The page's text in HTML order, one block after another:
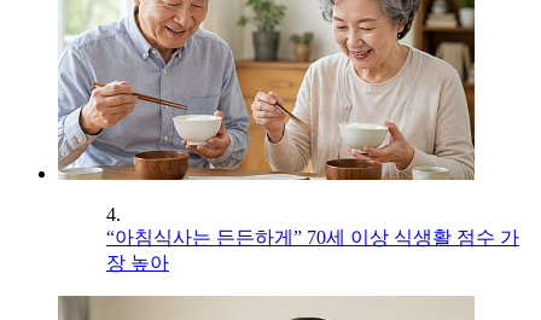
4.
“아침식사는 든든하게” 70세 이상 식생활 점수 가
장 높아